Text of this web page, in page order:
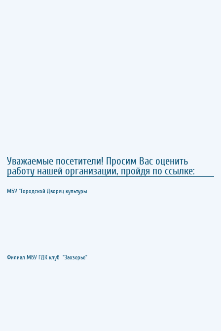
Уважаемые посетители! Просим Вас оценить
работу нашей организации, пройдя по ссылке:
МБУ "Городской Дворец культуры
Филиал МБУ ГДК клуб "Заозерье"